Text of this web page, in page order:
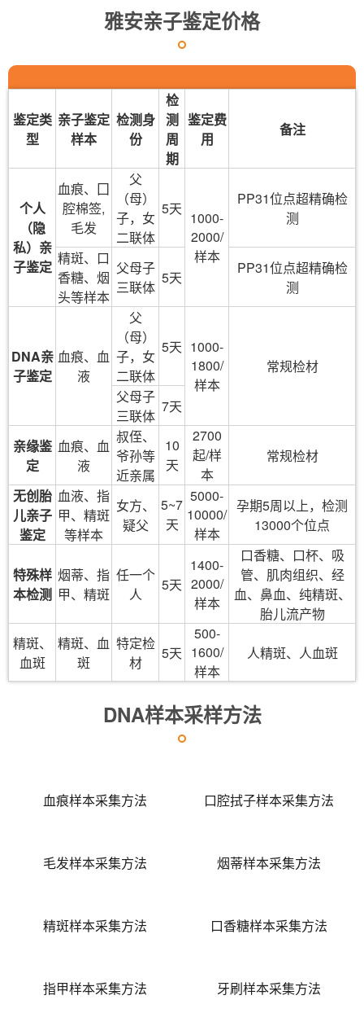
雅安亲子鉴定价格
鉴定类
型
亲子鉴定
样本
检测身
份
检
测
周
期
鉴定费
用
备注
个人
（隐
私）亲
子鉴定
血痕、囗
腔棉签,
毛发
父
（母）
子，女
二联体
5天
1000-
2000/
样本
PP31位点超精确检
测
精斑、口
香糖、烟
头等样本
父母子
三联体
5天
PP31位点超精确检
测
DNA亲
子鉴定
血痕、血
液
父
（母）
子，女
二联体
5天 1000-
1800/
样本
常规检材
父母子
三联体
7天
亲缘鉴
定
血痕、血
液
叔侄、
爷孙等
近亲属
10
天
2700
起/样
本
常规检材
无创胎
儿亲子
鉴定
血液、指
甲、精斑
等样本
女方、
疑父
5~7
天
5000-
10000/
样本
孕期5周以上，检测
13000个位点
特殊样
本检测
烟蒂、指
甲、精斑
任一个
人
5天
1400-
2000/
样本
口香糖、口杯、吸
管、肌肉组织、经
血、鼻血、纯精斑、
胎儿流产物
精斑、
血斑
精斑、血
斑
特定检
材
5天
500-
1600/
样本
人精斑、人血斑
DNA样本采样方法
血痕样本采集方法 口腔拭子样本采集方法
毛发样本采集方法 烟蒂样本采集方法
精斑样本采集方法 口香糖样本采集方法
指甲样本采集方法 牙刷样本采集方法